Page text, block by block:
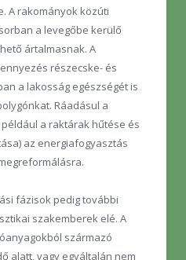
A rakományok közúti
a levegőbe kerülő
ártalmasnak. A
részecske- és
a lakosság egészségét is
Ráadásul a
a raktárak hűtése és
az energiafogyasztás
fázisok pedig további
szakemberek elé. A
származó
alatt, vagy egyáltalán nem